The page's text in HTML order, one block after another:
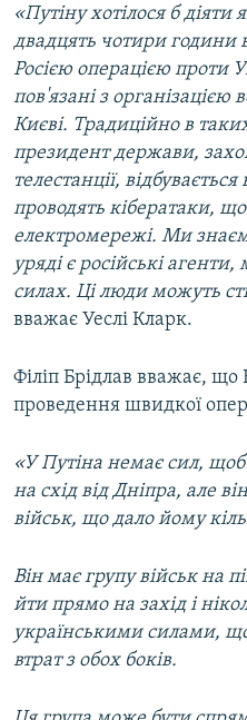
«Путіну хотілося б
двадцять чотири години
Росією операцією проти
пов'язані з
Києві. Традиційно в
президент держави,
телестанції,
проводять кібератаки,
електромережі. Ми
уряді є російські
силах. Ці люди можуть
вважає Уеслі Кларк.
Філіп Брідлав вважає,
проведення швидкої
«У Путіна немає сил,
на схід від Дніпра, але
військ, що дало йому
Він має групу військ на
йти прямо на захід і
українськими силами,
втрат з обох боків.